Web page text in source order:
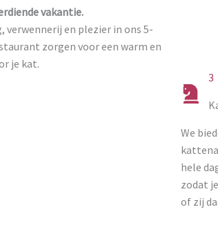
vakantie.
en plezier in ons 5-
zorgen voor een warm en
je kat.
3
We
hele
zodat
of zij